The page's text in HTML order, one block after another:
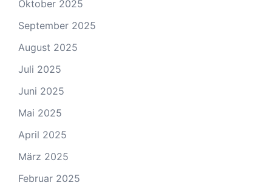
Oktober 2025
September 2025
August 2025
Juli 2025
Juni 2025
Mai 2025
April 2025
März 2025
Februar 2025